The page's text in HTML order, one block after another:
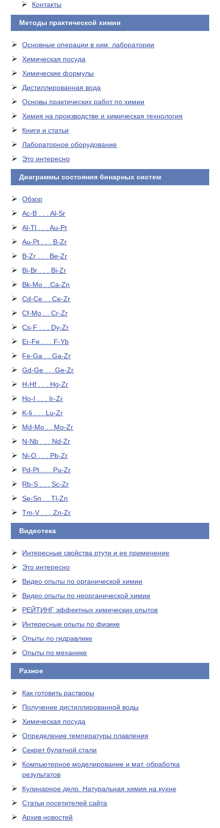
Контакты
Методы практической химии
Основные операции в хим. лаборатории
Химическая посуда
Химические формулы
Дистиллированная вода
Основы практических работ по химии
Химия на производстве и химическая технология
Книги и статьи
Лабораторное оборудование
Это интересно
Диаграммы состояния бинарных систем
Обзор
Ac-B . . . Al-Sr
Al-Tl . . . Au-Pr
Au-Pt . . . B-Zr
B-Zr . . . Be-Zr
Bi-Br . . . Bi-Zr
Bk-Mo . .Ca-Zn
Cd-Ce . . Ce-Zr
Cf-Mo . . Cr-Zr
Cs-F . . . Dy-Zr
Er-Fe . . . F-Yb
Fe-Ga . . Ga-Zr
Gd-Ge . . .Ge-Zr
H-Hf . . . Hg-Zr
Ho-I . . . Ir-Zr
K-li . . . Lu-Zr
Md-Mo . . Mo-Zr
N-Nb . . . Nd-Zr
Ni-O . . . Pb-Zr
Pd-Pt . . . Pu-Zr
Rb-S . . . Sc-Zr
Se-Sn . . Tl-Zn
Tm-V . . . Zn-Zr
Видеотека
Интересные свойства ртути и ее применение
Это интересно
Видео опыты по органической химии
Видео опыты по неорганической химии
РЕЙТИНГ эффектных химических опытов
Интересные опыты по физике
Опыты по гидравлике
Опыты по механике
Разное
Как готовить растворы
Получение дистиллированной воды
Химическая посуда
Определение температуры плавления
Секрет булатной стали
Компьютерное моделирование и мат. обработка
результатов
Кулинарное дело. Натуральная химия на кухне
Статьи посетителей сайта
Архив новостей